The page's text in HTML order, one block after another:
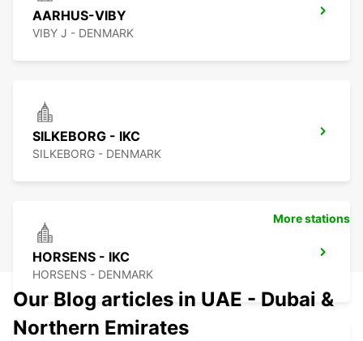
AARHUS-VIBY
VIBY J - DENMARK
SILKEBORG - IKC
SILKEBORG - DENMARK
HORSENS - IKC
HORSENS - DENMARK
More stations
Our Blog articles in UAE - Dubai &
Northern Emirates